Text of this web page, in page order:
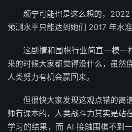
颜宁可能也是这么想的，
预测水平只能达到她们 2017 年水准
这剧情和围棋行业简直一模一
来的时候大家都觉得没什么，虽然
人类努力有机会赢回来。
但很快大家发现这观点错的离
师有课本的，人类战斗力其实是站
学习的结果，而 AI 接触围棋不到